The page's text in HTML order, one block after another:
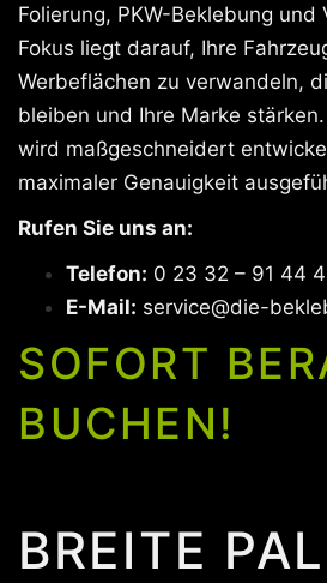
Folierung, PKW-Beklebung und
Fokus liegt darauf, Ihre
Werbeflächen zu verwandeln,
bleiben und Ihre Marke
wird maßgeschneidert
maximaler Genauigkeit
Rufen Sie uns an:
Telefon: 0 23 32 – 91 44
E-Mail: service@die-
SOFORT
BUCHEN!
BREITE